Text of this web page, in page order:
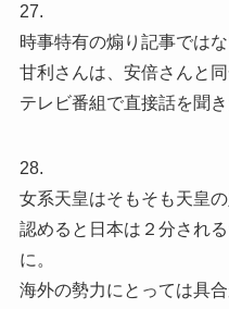
27.
時事特有の煽り記事では
甘利さんは、安倍さんと同
テレビ番組で直接話を聞き
28.
女系天皇はそもそも天皇
認めると日本は２分され
に。
海外の勢力にとっては具